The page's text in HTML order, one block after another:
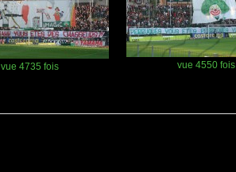
vue 4735 fois vue 4550 fois